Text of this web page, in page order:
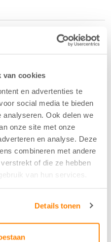
van cookies
en advertenties te
social media te bieden
Ook delen we
onze site met onze
en analyse. Deze
combineren met andere
of die ze hebben
van hun services.
Details tonen